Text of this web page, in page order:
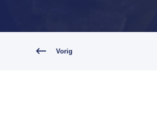
Vorig